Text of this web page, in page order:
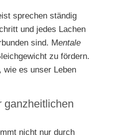
sprechen ständig
und jedes Lachen
sind. Mentale
zu fördern.
es unser Leben
ganzheitlichen
nicht nur durch